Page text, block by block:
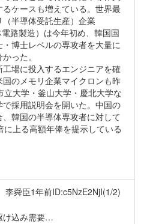
ケースも増えている。世界最
半導体受託生産）企業
路製造）は今年初め、韓国国
博士レベルの専攻者を大量に
った。
工場に投入するエンジニアを確
のメモリ企業マイクロンも昨
立大学・釜山大学・慶北大学な
で採用説明会を開いた。中国の
、韓国の半導体専攻者に対して
に上る高額年俸を提示している
李舜臣1年前ID:c5NzE2NjI(1/2)
け込み需要…